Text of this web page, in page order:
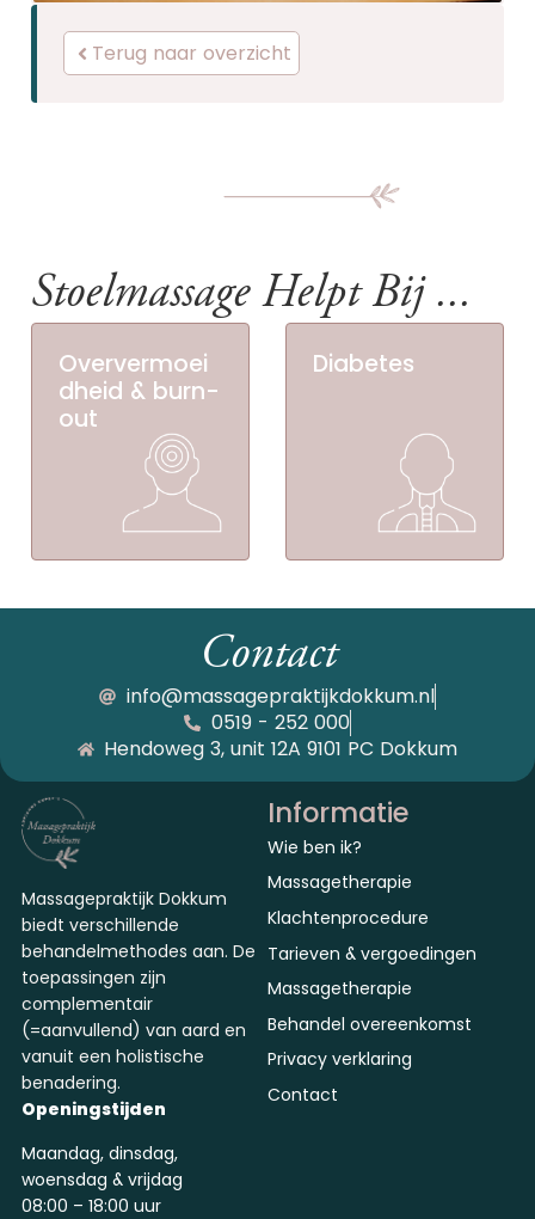
Terug naar overzicht
Stoelmassage Helpt Bij ...
Oververmoei
dheid & burn-
out
Diabetes
Contact
info@massagepraktijkdokkum.nl
0519 - 252 000
Hendoweg 3, unit 12A 9101 PC Dokkum
Massagepraktijk Dokkum
biedt verschillende
behandelmethodes aan. De
toepassingen zijn
complementair
(=aanvullend) van aard en
vanuit een holistische
benadering.
Openingstijden
Maandag, dinsdag,
woensdag & vrijdag
08:00 – 18:00 uur
Informatie
Wie ben ik?
Massagetherapie
Klachtenprocedure
Tarieven & vergoedingen
Massagetherapie
Behandel overeenkomst
Privacy verklaring
Contact